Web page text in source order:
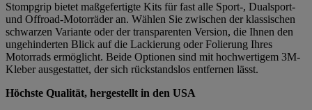
Stompgrip bietet maßgefertigte Kits für fast alle Sport-, Dualsport-
und Offroad-Motorräder an. Wählen Sie zwischen der klassischen
schwarzen Variante oder der transparenten Version, die Ihnen den
ungehinderten Blick auf die Lackierung oder Folierung Ihres
Motorrads ermöglicht. Beide Optionen sind mit hochwertigem 3M-
Kleber ausgestattet, der sich rückstandslos entfernen lässt.
Höchste Qualität, hergestellt in den USA